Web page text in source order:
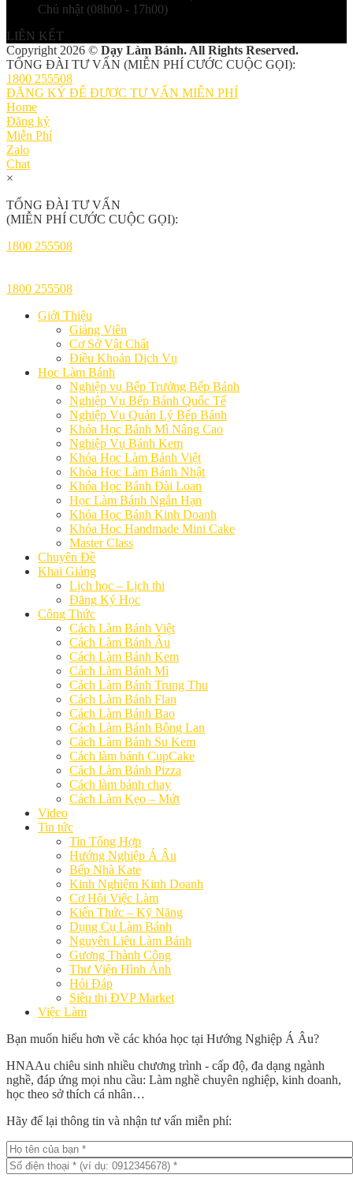
Chủ nhật (08h00 - 17h00)
LIÊN KẾT
Copyright 2026 © Dạy Làm Bánh. All Rights Reserved.
TỔNG ĐÀI TƯ VẤN (MIỄN PHÍ CƯỚC CUỘC GỌI):
1800 255508
ĐĂNG KÝ ĐỂ ĐƯỢC TƯ VẤN MIỄN PHÍ
Home
Đăng ký
Miễn Phí
Zalo
Chat
×
TỔNG ĐÀI TƯ VẤN
(MIỄN PHÍ CƯỚC CUỘC GỌI):
1800 255508
1800 255508
Giới Thiệu
Giảng Viên
Cơ Sở Vật Chất
Điều Khoản Dịch Vụ
Học Làm Bánh
Nghiệp vụ Bếp Trưởng Bếp Bánh
Nghiệp Vụ Bếp Bánh Quốc Tế
Nghiệp Vụ Quản Lý Bếp Bánh
Khóa Học Bánh Mì Nâng Cao
Nghiệp Vụ Bánh Kem
Khóa Học Làm Bánh Việt
Khóa Học Làm Bánh Nhật
Khóa Học Bánh Đài Loan
Học Làm Bánh Ngắn Hạn
Khóa Học Bánh Kinh Doanh
Khóa Học Handmade Mini Cake
Master Class
Chuyên Đề
Khai Giảng
Lịch học – Lịch thi
Đăng Ký Học
Công Thức
Cách Làm Bánh Việt
Cách Làm Bánh Âu
Cách Làm Bánh Kem
Cách Làm Bánh Mì
Cách Làm Bánh Trung Thu
Cách Làm Bánh Flan
Cách Làm Bánh Bao
Cách Làm Bánh Bông Lan
Cách Làm Bánh Su Kem
Cách làm bánh CupCake
Cách Làm Bánh Pizza
Cách làm bánh chay
Cách Làm Kẹo – Mứt
Video
Tin tức
Tin Tổng Hợp
Hướng Nghiệp Á Âu
Bếp Nhà Kate
Kinh Nghiệm Kinh Doanh
Cơ Hội Việc Làm
Kiến Thức – Kỹ Năng
Dụng Cụ Làm Bánh
Nguyên Liệu Làm Bánh
Gương Thành Công
Thư Viện Hình Ảnh
Hỏi Đáp
Siêu thị ĐVP Market
Việc Làm
Bạn muốn hiểu hơn về các khóa học tại Hướng Nghiệp Á Âu?
HNAAu chiêu sinh nhiều chương trình - cấp độ, đa dạng ngành
nghề, đáp ứng mọi nhu cầu: Làm nghề chuyên nghiệp, kinh doanh,
học theo sở thích cá nhân…
Hãy để lại thông tin và nhận tư vấn miễn phí: